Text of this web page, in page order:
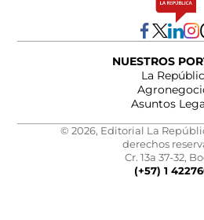
NUESTROS
La
Asuntos
© 2026, Editorial La
derechos
Cr. 13a 37-32,
(+57) 1